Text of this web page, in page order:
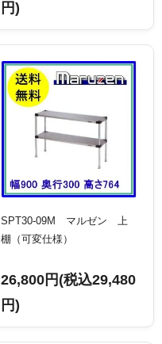
円)
SPT30-09M マルゼン 上
棚（可変仕様）
26,800円(税込29,480
円)